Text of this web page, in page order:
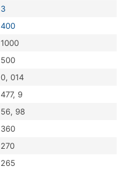
3
400
1000
500
0, 014
477, 9
56, 98
360
270
265